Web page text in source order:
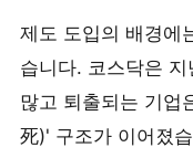
제도 도입의 배경에
습니다. 코스닥은
많고 퇴출되는 기업
死)' 구조가 이어졌